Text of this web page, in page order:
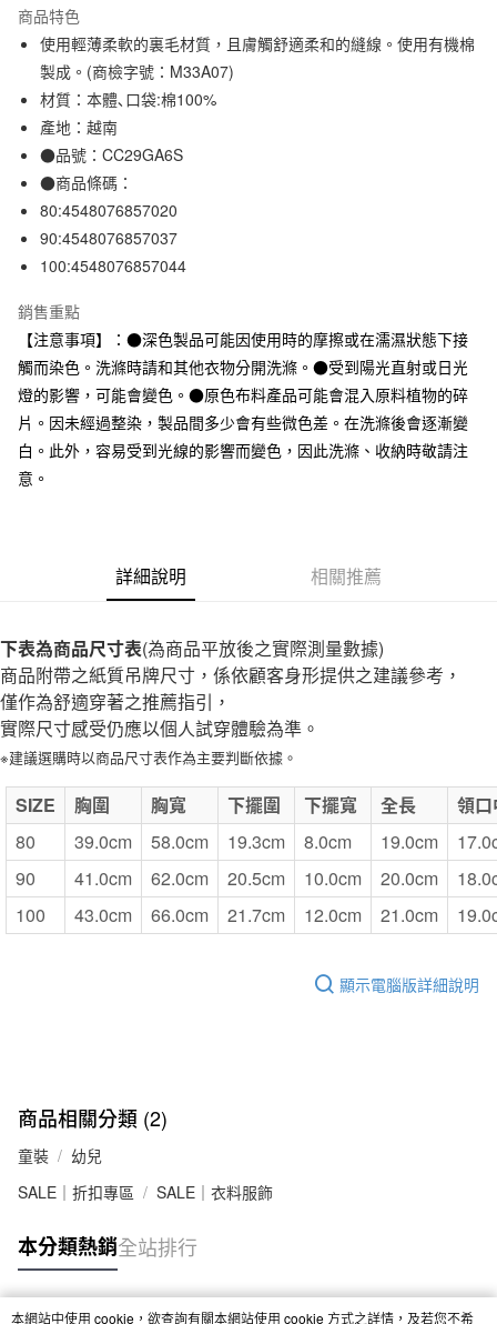
信用卡分期付款
3 期 0 利率 每期 NT$157
合作金庫商業銀行
華南商業銀行
上海商業儲蓄銀行
臺灣中小企業銀行
匯豐（台灣）商業銀行
聯邦商業銀行
元大商業銀行
台新國際商業銀行
台灣樂天信用卡公司
超商取貨付款
LINE Pay
Apple Pay
街口支付
悠遊付
運送方式
全家取貨付款
每筆NT$65，滿NT$1,000(含以上)免運費
付款後全家取貨
每筆NT$65，滿NT$1,000(含以上)免運費
付款後7-11取貨
每筆NT$65，滿NT$1,000(含以上)免運費
宅配
每筆NT$150，滿NT$2,000(含以上)免運費
無印良品門市自取
免運費
商品特色
使用輕薄柔軟的裏毛材質，且膚觸舒適柔和的縫線。使用有機棉
製成。(商檢字號：M33A07)
材質：本體､口袋:棉100%
產地：越南
●品號：CC29GA6S
●商品條碼：
80:4548076857020
90:4548076857037
100:4548076857044
銷售重點
【注意事項】：●深色製品可能因使用時的摩擦或在濡濕狀態下接
觸而染色。洗滌時請和其他衣物分開洗滌。●受到陽光直射或日光
燈的影響，可能會變色。●原色布料產品可能會混入原料植物的碎
片。因未經過整染，製品間多少會有些微色差。在洗滌後會逐漸變
白。此外，容易受到光線的影響而變色，因此洗滌、收納時敬請注
意。
詳細說明 相關推薦
下表為商品尺寸表(為商品平放後之實際測量數據)
商品附帶之紙質吊牌尺寸，係依顧客身形提供之建議參考，
僅作為舒適穿著之推薦指引，
實際尺寸感受仍應以個人試穿體驗為準。
※建議選購時以商品尺寸表作為主要判斷依據。
SIZE 胸圍 胸寬 下擺圍 下擺寬 全長
領
80
39.0cm 58.0cm 19.3cm 8.0cm 19.0cm
90
41.0cm 62.0cm 20.5cm 10.0cm 20.0cm
100
43.0cm 66.0cm 21.7cm 12.0cm 21.0cm
顯示電腦版詳細說明
商品相關分類 (2)
童裝
幼兒
SALE｜折扣專區
SALE｜衣料服飾
本分類熱銷全站排行
本網站中使用 cookie，欲查詢有關本網站使用 cookie 方式之詳情，及若您不希